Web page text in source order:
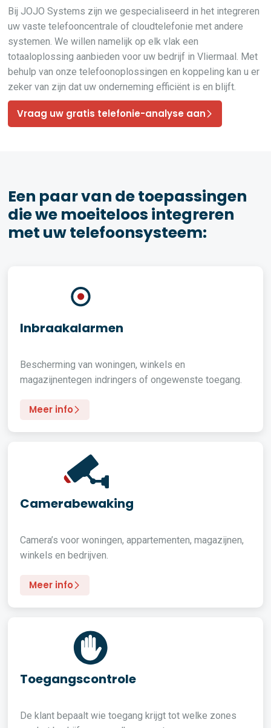
Bij JOJO Systems zijn we gespecialiseerd in het integreren
uw vaste telefooncentrale of cloudtelefonie met andere
systemen. We willen namelijk op elk vlak een
totaaloplossing aanbieden voor uw bedrijf in Vliermaal. Met
behulp van onze telefoonoplossingen en koppeling kan u er
zeker van zijn dat uw onderneming efficiënt is en blijft.
Vraag uw gratis telefonie-analyse aan
Een paar van de toepassingen
die we moeiteloos integreren
met uw telefoonsysteem:
Inbraakalarmen
Bescherming van woningen, winkels en
magazijnentegen indringers of ongewenste toegang.
Meer info
Camerabewaking
Camera’s voor woningen, appartementen, magazijnen,
winkels en bedrijven.
Meer info
Toegangscontrole
De klant bepaalt wie toegang krijgt tot welke zones